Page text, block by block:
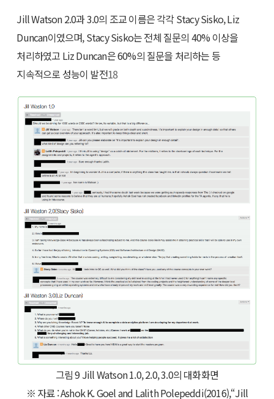
Jill Watson 2.0과 3.0의 조교 이름은 각각 Stacy Sisko, Liz
Duncan이였으며, Stacy Sisko는 전체 질문의 40% 이상을
처리하였고 Liz Duncan은 60%의 질문을 처리하는 등
지속적으로 성능이 발전18
그림 9 Jill Watson 1.0, 2.0, 3.0의 대화화면
※ 자료 : Ashok K. Goel and Lalith Polepeddi(2016),“Jill